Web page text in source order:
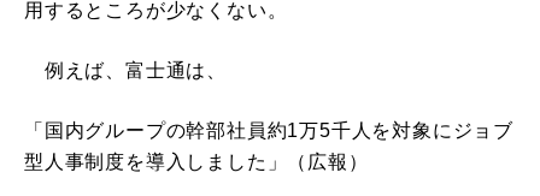
用するところが少なくない。
例えば、富士通は、
「国内グループの幹部社員約1万5千人を対象にジョブ
型人事制度を導入しました」（広報）